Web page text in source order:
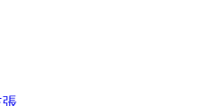
張